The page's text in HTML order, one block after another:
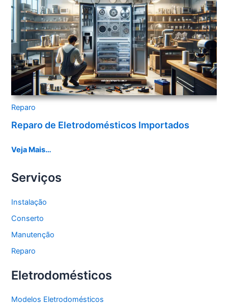
Reparo
Reparo de Eletrodomésticos Importados
Veja Mais…
Serviços
Instalação
Conserto
Manutenção
Reparo
Eletrodomésticos
Modelos Eletrodomésticos